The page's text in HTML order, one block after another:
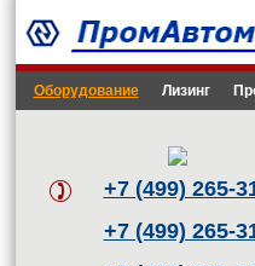
Оборудование Лизинг
+7 (499) 265-
+7 (499) 265-